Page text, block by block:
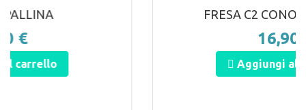
FRESA C2 CONO INVERTITO